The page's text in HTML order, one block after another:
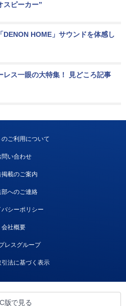
スピーカー”
DENON HOME」サウンドを体感し
レス一眼の大特集！ 見どころ記事
ご利用について
問い合わせ
掲載のご案内
部へのご連絡
バシーポリシー
会社概要
レスグループ
引法に基づく表示
版で見る